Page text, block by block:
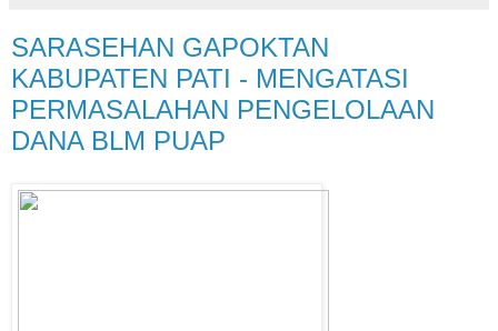
SARASEHAN GAPOKTAN
KABUPATEN PATI - MENGATASI
PERMASALAHAN PENGELOLAAN
DANA BLM PUAP